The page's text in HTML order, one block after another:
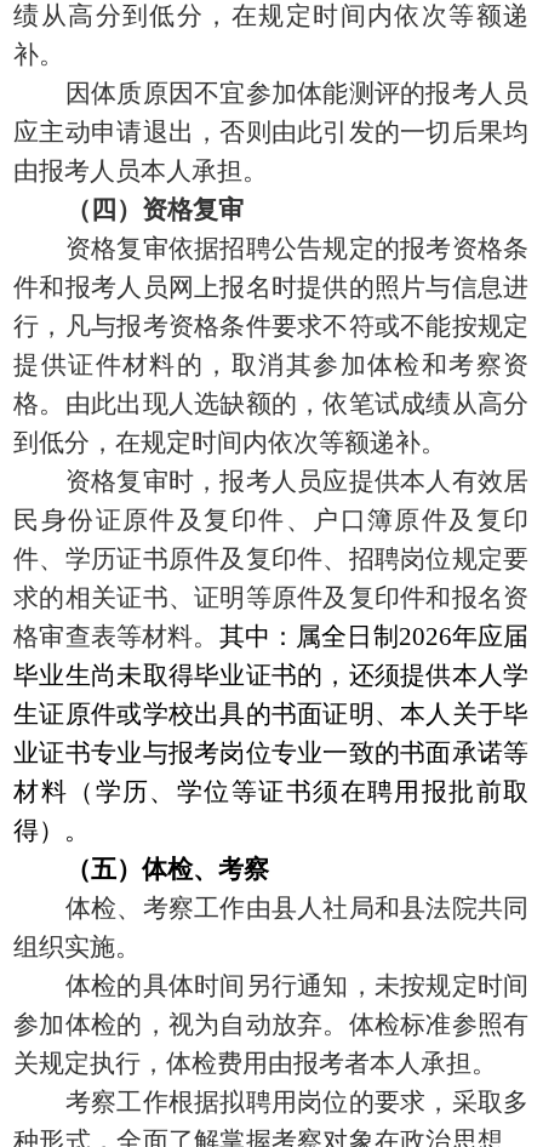
绩从高分到低分，在规定时间内依次等额递
补。
因体质原因不宜参加体能测评的报考人员
应主动申请退出，否则由此引发的一切后果均
由报考人员本人承担。
（四）资格复审
资格复审依据招聘公告规定的报考资格条
件和报考人员网上报名时提供的照片与信息进
行，凡与报考资格条件要求不符或不能按规定
提供证件材料的，取消其参加体检和考察资
格。由此出现人选缺额的，依笔试成绩从高分
到低分，在规定时间内依次等额递补。
资格复审时，报考人员应提供本人有效居
民身份证原件及复印件、户口簿原件及复印
件、学历证书原件及复印件、招聘岗位规定要
求的相关证书、证明等原件及复印件和报名资
格审查表等材料。 其中：属全日制 2026年应届
毕业生尚未取得毕业证书的，还须提供本人学
生证原件或学校出具的书面证明、本人关于毕
业证书专业与报考岗位专业一致的书面承诺等
材料（学历、学位等证书须在聘用报批前取
得）。
（五）体检、考察
体检、考察工作由县人社局和县法院共同
组织实施。
体检的具体时间另行通知，未按规定时间
参加体检的，视为自动放弃。体检标准参照有
关规定执行，体检费用由报考者本人承担。
考察工作根据拟聘用岗位的要求，采取多
种形式，全面了解掌握考察对象在政治思想、